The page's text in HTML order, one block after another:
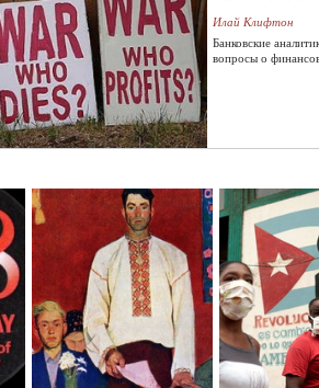
Илай Клифтон
Банковские
вопросы о